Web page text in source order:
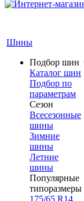
Шины
Подбор шин
Каталог шин
Подбор по
параметрам
Сезон
Всесезонные
шины
Зимние
шины
Летние
шины
Популярные
типоразмеры
175/65 R14